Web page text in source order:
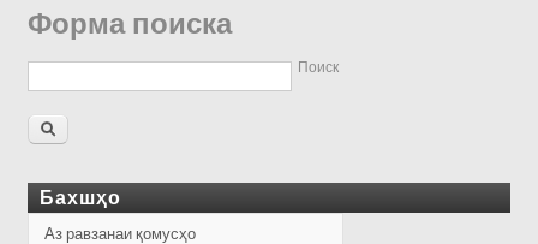
Форма поиска
Поиск
Бахшҳо
Аз равзанаи қомусҳо